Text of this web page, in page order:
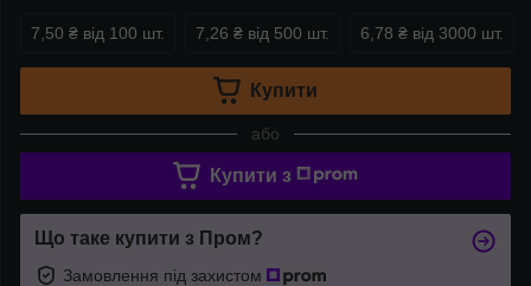
7,50 ₴ від 100 шт. 7,26 ₴ від 500 шт. 6,78 ₴ від 3000 шт.
Купити
або
Купити з
Що таке купити з Пром?
Замовлення під захистом